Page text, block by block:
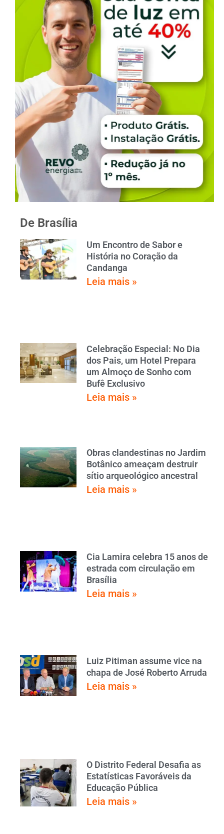
De Brasília
Um Encontro de Sabor e
História no Coração da
Candanga
Leia mais »
Celebração Especial: No Dia
dos Pais, um Hotel Prepara
um Almoço de Sonho com
Bufê Exclusivo
Leia mais »
Obras clandestinas no Jardim
Botânico ameaçam destruir
sítio arqueológico ancestral
Leia mais »
Cia Lamira celebra 15 anos de
estrada com circulação em
Brasília
Leia mais »
Luiz Pitiman assume vice na
chapa de José Roberto Arruda
Leia mais »
O Distrito Federal Desafia as
Estatísticas Favoráveis da
Educação Pública
Leia mais »